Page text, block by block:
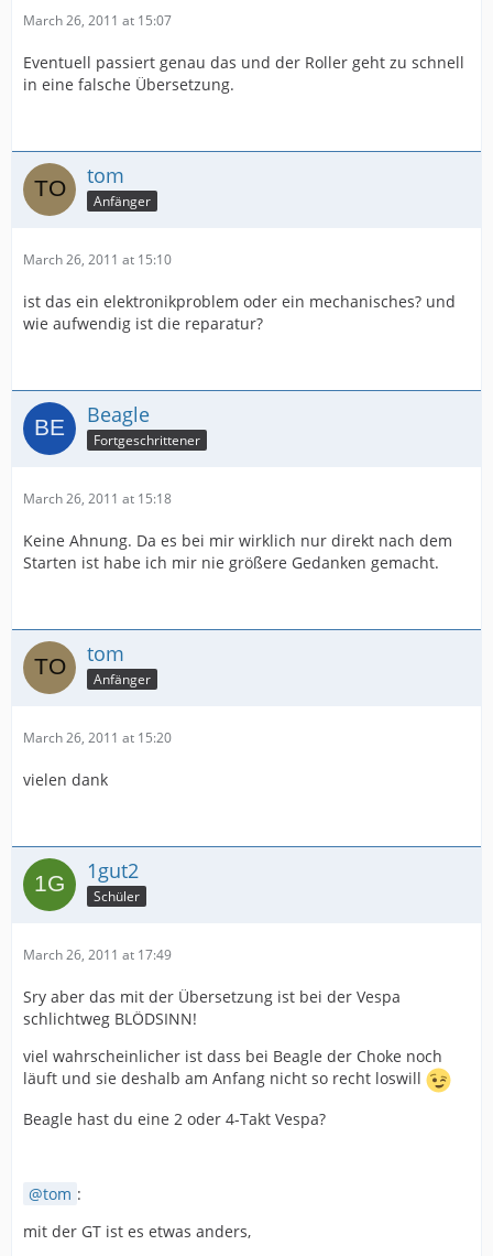
March 26, 2011 at 15:07
Eventuell passiert genau das und der Roller geht zu schnell
in eine falsche Übersetzung.
tom
Anfänger
March 26, 2011 at 15:10
ist das ein elektronikproblem oder ein mechanisches? und
wie aufwendig ist die reparatur?
Beagle
Fortgeschrittener
March 26, 2011 at 15:18
Keine Ahnung. Da es bei mir wirklich nur direkt nach dem
Starten ist habe ich mir nie größere Gedanken gemacht.
tom
Anfänger
March 26, 2011 at 15:20
vielen dank
1gut2
Schüler
March 26, 2011 at 17:49
Sry aber das mit der Übersetzung ist bei der Vespa
schlichtweg BLÖDSINN!
viel wahrscheinlicher ist dass bei Beagle der Choke noch
läuft und sie deshalb am Anfang nicht so recht loswill
Beagle hast du eine 2 oder 4-Takt Vespa?
tom :
mit der GT ist es etwas anders,